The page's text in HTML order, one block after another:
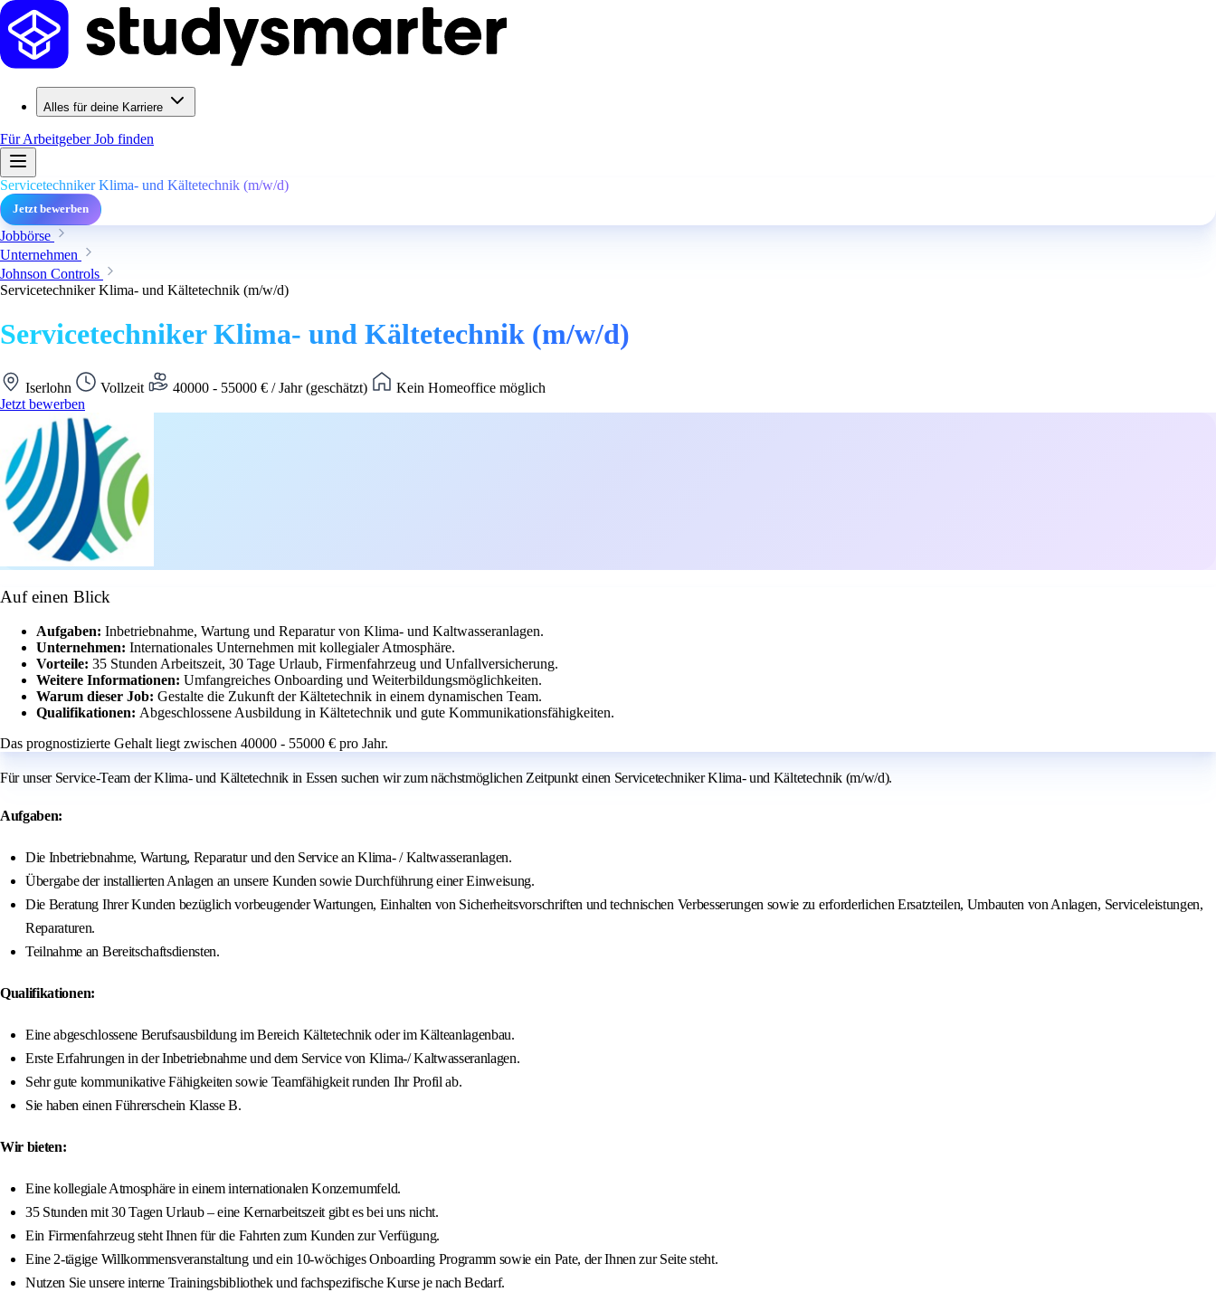
Alles für deine Karriere
Für ArbeitgeberJob finden
Servicetechniker Klima- und Kältetechnik (m/w/d)
Jetzt bewerben
Jobbörse
Unternehmen
Johnson Controls
Servicetechniker Klima- und Kältetechnik (m/w/d)
Servicetechniker Klima- und Kältetechnik (m/w/d)
Iserlohn Vollzeit 40000 - 55000 € / Jahr (geschätzt)
Kein Homeoffice möglich
Jetzt bewerben
Auf einen Blick
Aufgaben: Inbetriebnahme, Wartung und Reparatur von Klima- und Kaltwasseranlagen.
Unternehmen: Internationales Unternehmen mit kollegialer Atmosphäre.
Vorteile: 35 Stunden Arbeitszeit, 30 Tage Urlaub, Firmenfahrzeug und Unfallversicherung.
Weitere Informationen: Umfangreiches Onboarding und Weiterbildungsmöglichkeiten.
Warum dieser Job: Gestalte die Zukunft der Kältetechnik in einem dynamischen Team.
Qualifikationen: Abgeschlossene Ausbildung in Kältetechnik und gute Kommunikationsfähigkeiten.
Das prognostizierte Gehalt liegt zwischen 40000 - 55000 € pro Jahr.
Für unser Service-Team der Klima- und Kältetechnik in Essen suchen wir zum nächstmöglichen Zeitpunkt einen Servicetechniker Klima- und Kältetechnik (m/w/d).
Aufgaben:
Die Inbetriebnahme, Wartung, Reparatur und den Service an Klima- / Kaltwasseranlagen.
Übergabe der installierten Anlagen an unsere Kunden sowie Durchführung einer Einweisung.
Die Beratung Ihrer Kunden bezüglich vorbeugender Wartungen, Einhalten von Sicherheitsvorschriften und technischen Verbesserungen sowie zu erforderlichen Ersatzteilen, Umbauten von Anlagen, Serviceleistungen,
Reparaturen.
Teilnahme an Bereitschaftsdiensten.
Qualifikationen:
Eine abgeschlossene Berufsausbildung im Bereich Kältetechnik oder im Kälteanlagenbau.
Erste Erfahrungen in der Inbetriebnahme und dem Service von Klima-/ Kaltwasseranlagen.
Sehr gute kommunikative Fähigkeiten sowie Teamfähigkeit runden Ihr Profil ab.
Sie haben einen Führerschein Klasse B.
Wir bieten:
Eine kollegiale Atmosphäre in einem internationalen Konzernumfeld.
35 Stunden mit 30 Tagen Urlaub – eine Kernarbeitszeit gibt es bei uns nicht.
Ein Firmenfahrzeug steht Ihnen für die Fahrten zum Kunden zur Verfügung.
Eine 2-tägige Willkommensveranstaltung und ein 10-wöchiges Onboarding Programm sowie ein Pate, der Ihnen zur Seite steht.
Nutzen Sie unsere interne Trainingsbibliothek und fachspezifische Kurse je nach Bedarf.